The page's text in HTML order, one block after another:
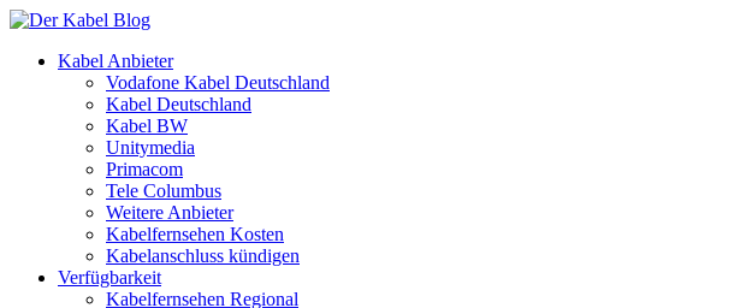
Kabel Anbieter
Vodafone Kabel Deutschland
Kabel Deutschland
Kabel BW
Unitymedia
Primacom
Tele Columbus
Weitere Anbieter
Kabelfernsehen Kosten
Kabelanschluss kündigen
Verfügbarkeit
Kabelfernsehen Regional